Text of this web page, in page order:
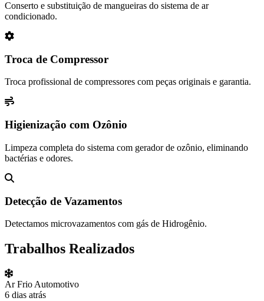
Conserto e substituição de mangueiras do sistema de ar
condicionado.
Troca de Compressor
Troca profissional de compressores com peças originais e garantia.
Higienização com Ozônio
Limpeza completa do sistema com gerador de ozônio, eliminando
bactérias e odores.
Detecção de Vazamentos
Detectamos microvazamentos com gás de Hidrogênio.
Trabalhos Realizados
Ar Frio Automotivo
6 dias atrás